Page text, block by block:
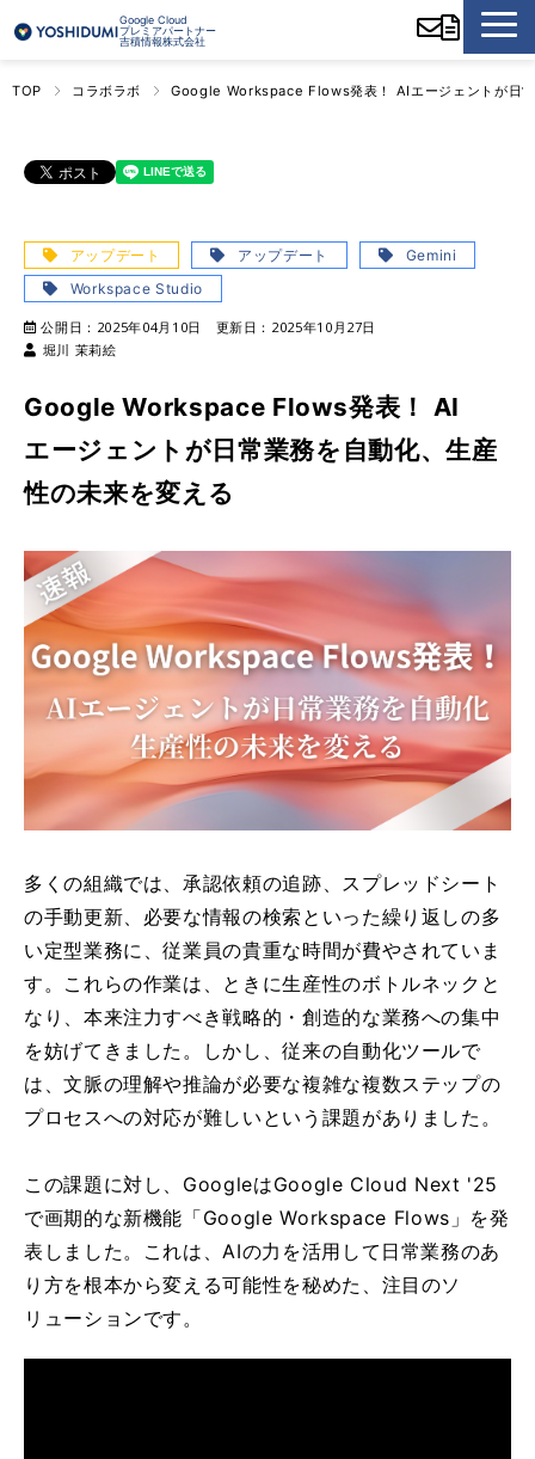
Google Cloud
プレミアパートナー
吉積情報株式会社
TOP コラボラボ Google Workspace Flows発表！ AIエージェントが日常
アップデート アップデート
Gemini
Workspace Studio
公開日： 2025年04月10日 更新日： 2025年10月27日
堀川 茉莉絵
Google Workspace Flows発表！ AI
エージェントが日常業務を自動化、生産
性の未来を変える
多くの組織では、承認依頼の追跡、スプレッドシート
の手動更新、必要な情報の検索といった繰り返しの多
い定型業務に、従業員の貴重な時間が費やされていま
す。これらの作業は、ときに生産性のボトルネックと
なり、本来注力すべき戦略的・創造的な業務への集中
を妨げてきました。しかし、従来の自動化ツールで
は、文脈の理解や推論が必要な複雑な複数ステップの
プロセスへの対応が難しいという課題がありました。
この課題に対し、GoogleはGoogle Cloud Next '25
で画期的な新機能「Google Workspace Flows」を発
表しました。これは、AIの力を活用して日常業務のあ
り方を根本から変える可能性を秘めた、注目のソ
リューションです。